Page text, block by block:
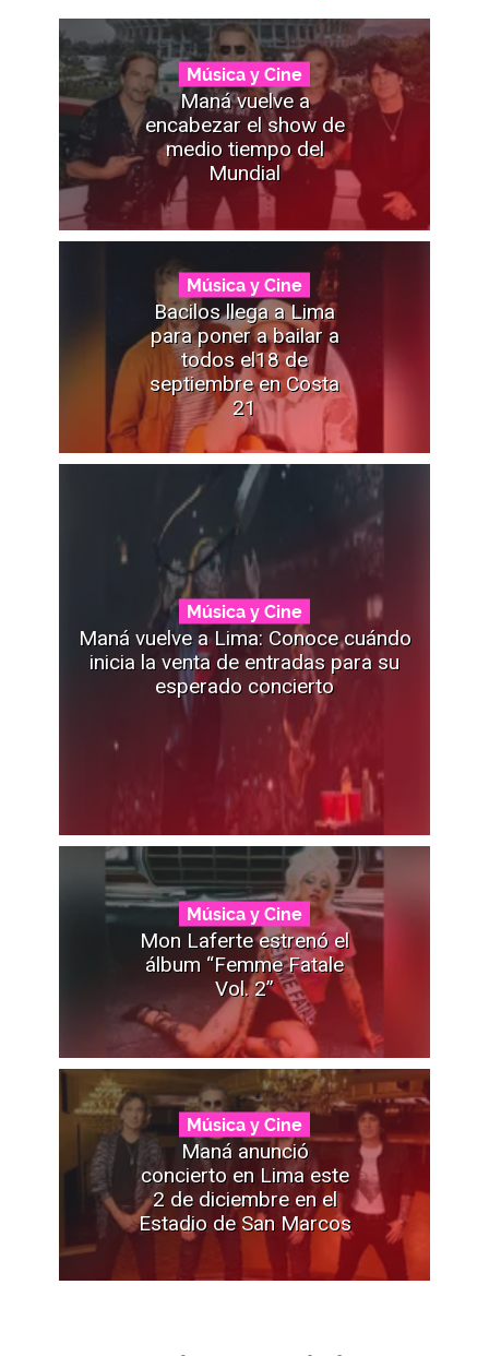
Música y Cine
Maná vuelve a
encabezar el show de
medio tiempo del
Mundial
Música y Cine
Bacilos llega a Lima
para poner a bailar a
todos el18 de
septiembre en Costa
21
Música y Cine
Maná vuelve a Lima: Conoce cuándo
inicia la venta de entradas para su
esperado concierto
Música y Cine
Mon Laferte estrenó el
álbum “Femme Fatale
Vol. 2”
Música y Cine
Maná anunció
concierto en Lima este
2 de diciembre en el
Estadio de San Marcos